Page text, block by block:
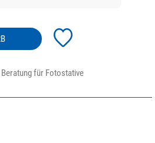
Beratung für Fotostative